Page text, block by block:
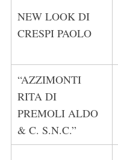
NEW LOOK DI
CRESPI PAOLO
“AZZIMONTI
RITA DI
PREMOLI ALDO
& C. S.N.C.”